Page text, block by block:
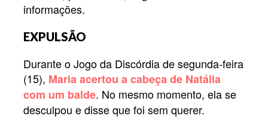
informações.
EXPULSÃO
Durante o Jogo da Discórdia de segunda-feira
(15), Maria acertou a cabeça de Natália
com um balde. No mesmo momento, ela se
desculpou e disse que foi sem querer.